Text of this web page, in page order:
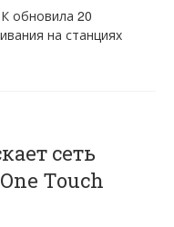
обновила 20
на станциях
сеть
Touch